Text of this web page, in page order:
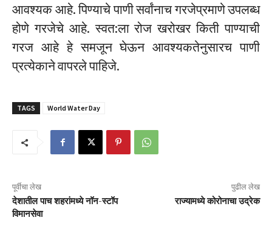
आवश्यक आहे. पिण्याचे पाणी सर्वांनाच गरजेप्रमाणे उपलब्ध
होणे गरजेचे आहे. स्वत:ला रोज खरोखर किती पाण्याची
गरज आहे हे समजून घेऊन आवश्यकतेनुसारच पाणी
प्रत्येकाने वापरले पाहिजे.
TAGS World Water Day
पूर्वीचा लेख
देशातील पाच शहरांमध्ये नॉन-स्टॉप
विमानसेवा
पुढील लेख
राज्यामध्ये कोरोनाचा उद्रेक